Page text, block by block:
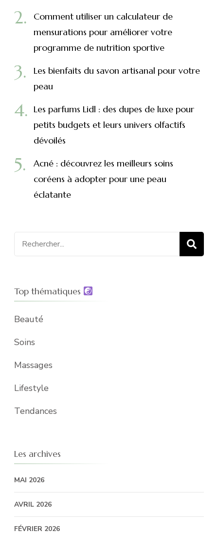
Comment utiliser un calculateur de
mensurations pour améliorer votre
programme de nutrition sportive
Les bienfaits du savon artisanal pour votre
peau
Les parfums Lidl : des dupes de luxe pour
petits budgets et leurs univers olfactifs
dévoilés
Acné : découvrez les meilleurs soins
coréens à adopter pour une peau
éclatante
Recherche
pour
Top thématiques
Beauté
Soins
Massages
Lifestyle
Tendances
Les archives
MAI 2026
AVRIL 2026
FÉVRIER 2026